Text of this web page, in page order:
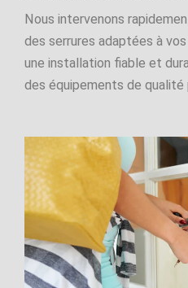
Nous intervenons
des serrures adaptées à
une installation fiable et
des équipements de qualité